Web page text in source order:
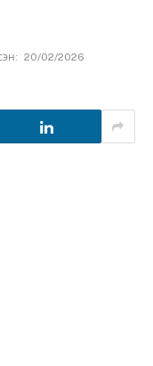
20/02/2026